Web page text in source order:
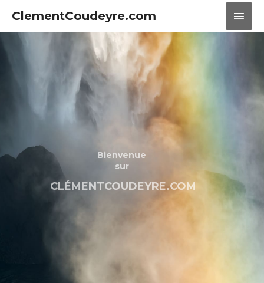
ClementCoudeyre.com
Bienvenue
sur
CLÉMENTCOUDEYRE.COM